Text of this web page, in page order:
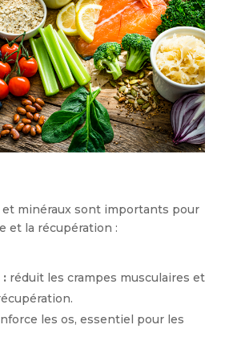
et minéraux sont importants pour
et la récupération :
:réduit les crampes musculaires et
les os, essentiel pour les